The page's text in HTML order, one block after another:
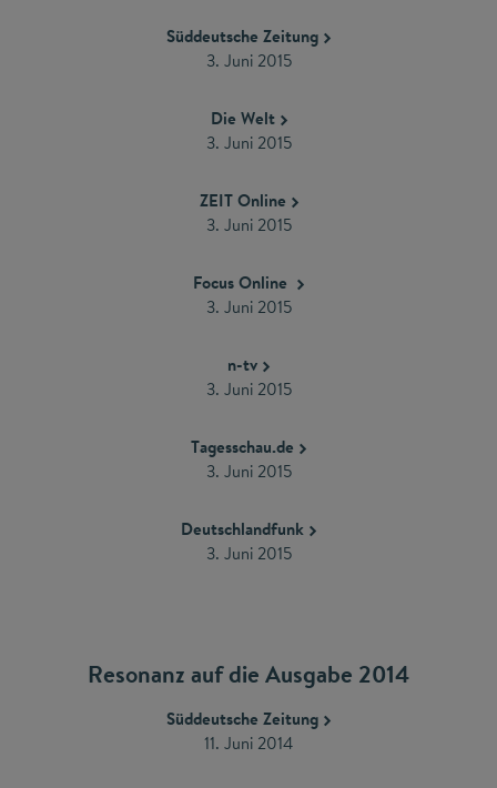
Süddeutsche Zeitung
3. Juni 2015
Die Welt
3. Juni 2015
ZEIT Online
3. Juni 2015
Focus Online
3. Juni 2015
n-tv
3. Juni 2015
Tagesschau.de
3. Juni 2015
Deutschlandfunk
3. Juni 2015
Resonanz auf die Ausgabe 2014
Süddeutsche Zeitung
11. Juni 2014